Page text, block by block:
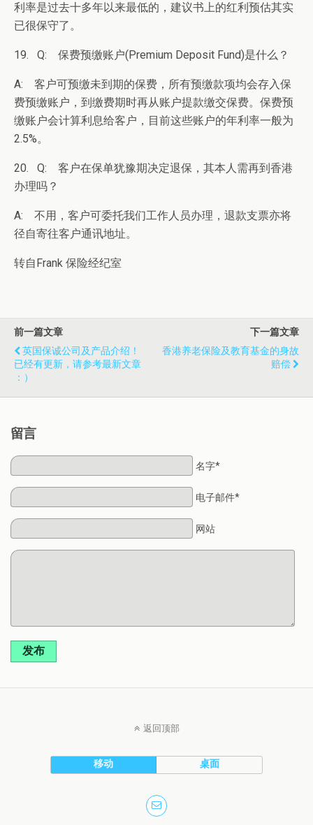
利率是过去十多年以来最低的，建议书上的红利预估其实
已很保守了。
19. Q: 保费预缴账户(Premium Deposit Fund)是什么？
A: 客户可预缴未到期的保费，所有预缴款项均会存入保
费预缴账户，到缴费期时再从账户提款缴交保费。保费预
缴账户会计算利息给客户，目前这些账户的年利率一般为
2.5%。
20. Q: 客户在保单犹豫期决定退保，其本人需再到香港
办理吗？
A: 不用，客户可委托我们工作人员办理，退款支票亦将
径自寄往客户通讯地址。
转自Frank 保险经纪室
前一篇文章
英国保诚公司及产品介绍！
已经有更新，请参考最新文章
：）
下一篇文章
香港养老保险及教育基金的身故
赔偿
留言
名字*
电子邮件*
网站
发布
返回顶部
移动 桌面